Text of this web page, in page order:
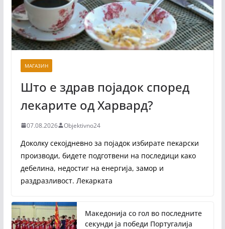
МАГАЗИН
Што е здрав појадок според
лекарите од Харвард?
07.08.2026 Objektivno24
Доколку секојдневно за појадок избирате пекарски
производи, бидете подготвени на последици како
дебелина, недостиг на енергија, замор и
раздразливост. Лекарката
Македонија со гол во последните
секунди ја победи Португалија